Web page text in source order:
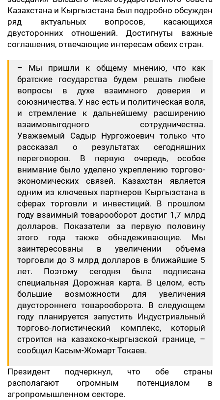
Казахстана и Кыргызстана был подробно обсужден
ряд актуальных вопросов, касающихся
двусторонних отношений. Достигнуты важные
соглашения, отвечающие интересам обеих стран.
– Мы пришли к общему мнению, что как
братские государства будем решать любые
вопросы в духе взаимного доверия и
союзничества. У нас есть и политическая воля,
и стремление к дальнейшему расширению
взаимовыгодного сотрудничества.
Уважаемый Садыр Нургожоевич только что
рассказал о результатах сегодняшних
переговоров. В первую очередь, особое
внимание было уделено укреплению торгово-
экономических связей. Казахстан является
одним из ключевых партнеров Кыргызстана в
сферах торговли и инвестиций. В прошлом
году взаимный товарооборот достиг 1,7 млрд
долларов. Показатели за первую половину
этого года также обнадеживающие. Мы
заинтересованы в увеличении объема
торговли до 3 млрд долларов в ближайшие 5
лет. Поэтому сегодня была подписана
специальная Дорожная карта. В целом, есть
большие возможности для увеличения
двустороннего товарооборота. В следующем
году планируется запустить Индустриальный
торгово-логистический комплекс, который
строится на казахско-кыргызской границе, –
сообщил Касым-Жомарт Токаев.
Президент подчеркнул, что обе страны
располагают огромным потенциалом в
агропромышленном секторе.